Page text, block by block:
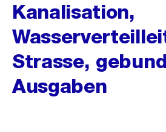
Kanalisation,
Strasse,
Ausgaben